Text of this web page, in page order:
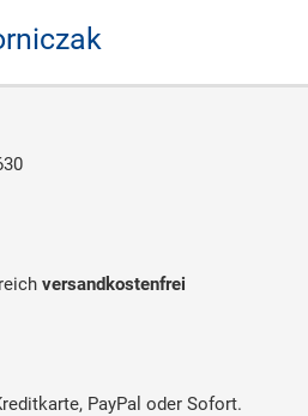
versandkostenfrei
PayPal oder Sofort.